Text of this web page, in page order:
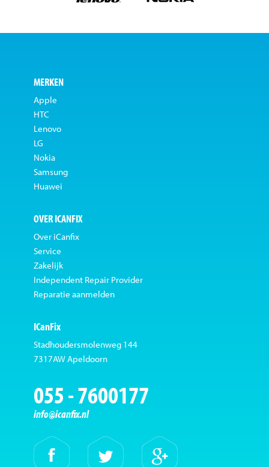
MERKEN
Apple
HTC
Lenovo
LG
Nokia
Samsung
Huawei
OVER ICANFIX
Over iCanfix
Service
Zakelijk
Independent Repair Provider
Reparatie aanmelden
ICanFix
Stadhoudersmolenweg 144
7317AW Apeldoorn
055 - 7600177
info@icanfix.nl